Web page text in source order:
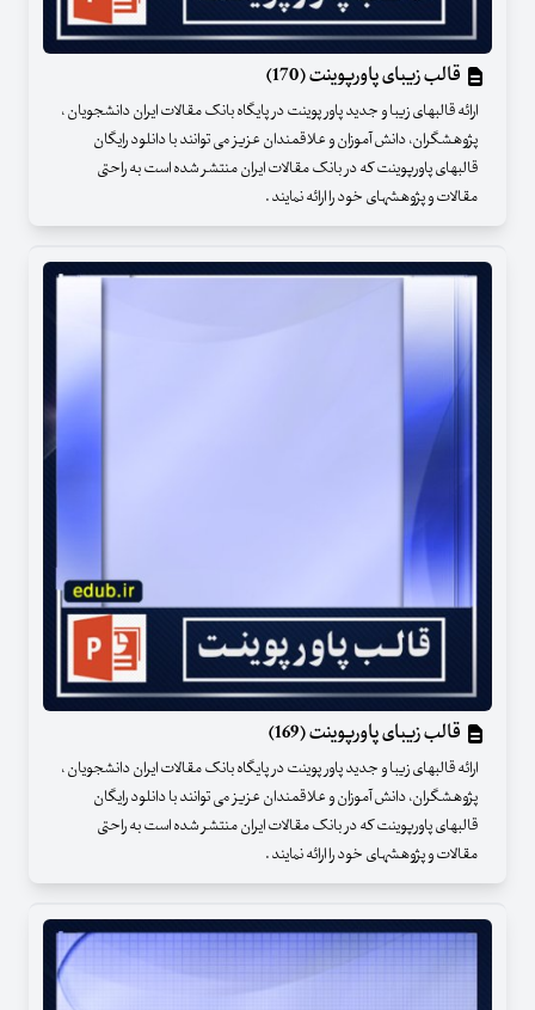
قالب زیبای پاورپوینت (170)
ارائه قالبهای زیبا و جدید پاور پوینت در پایگاه بانک مقالات ایران دانشجویان ،
پژوهشگران، دانش آموزان و علاقمندان عزیز می توانند با دانلود رایگان
قالبهای پاورپوینت که در بانک مقالات ایران منتشر شده است به راحتی
مقالات و پژوهشهای خود را ارائه نمایند .
قالب زیبای پاورپوینت (169)
ارائه قالبهای زیبا و جدید پاور پوینت در پایگاه بانک مقالات ایران دانشجویان ،
پژوهشگران، دانش آموزان و علاقمندان عزیز می توانند با دانلود رایگان
قالبهای پاورپوینت که در بانک مقالات ایران منتشر شده است به راحتی
مقالات و پژوهشهای خود را ارائه نمایند .